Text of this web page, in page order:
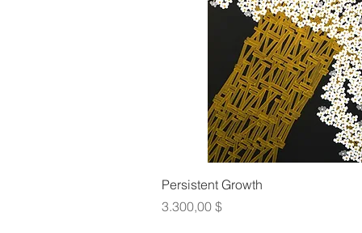
Persistent Growth
Τιμή
3.300,00 $